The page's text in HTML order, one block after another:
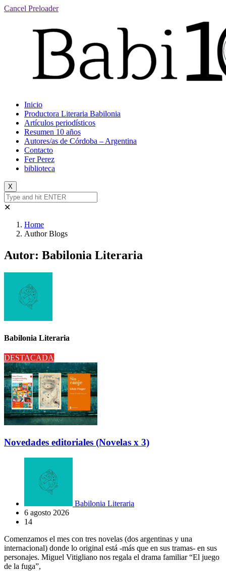
Cancel Preloader
Inicio
Productora Literaria Babilonia
Artículos periodísticos
Resumen 10 años
Autores/as de Córdoba – Argentina
Contacto
Fer Perez
biblioteca
X
✕
Home
Author Blogs
Autor: Babilonia Literaria
Babilonia Literaria
DESTACADA
Novedades editoriales (Novelas x 3)
Babilonia Literaria
6 agosto 2026
14
Comenzamos el mes con tres novelas (dos argentinas y una
internacional) donde lo original está -más que en sus tramas- en sus
personajes. Miguel Vitigliano nos regala el drama familiar “El juego
de la fuga”,